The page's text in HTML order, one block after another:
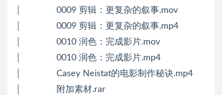
│ 0009 剪辑：更复杂的叙事.mov
│ 0009 剪辑：更复杂的叙事.mp4
│ 0010 润色：完成影片.mov
│ 0010 润色：完成影片.mp4
│ Casey Neistat的电影制作秘诀.mp4
│ 附加素材.rar